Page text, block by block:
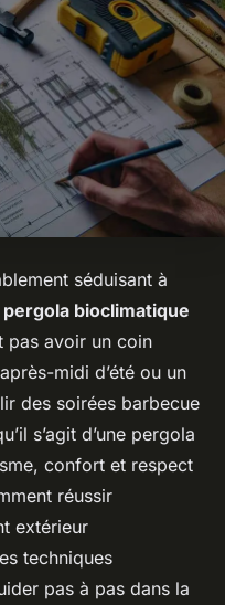
séduisant à
pergola bioclimatique
pas avoir un coin
midi d’été ou un
des soirées barbecue
s’agit d’une pergola
confort et respect
réussir
extérieur
techniques
pas à pas dans la